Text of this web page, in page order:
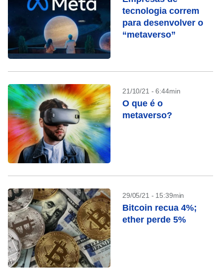
tecnologia correm
para desenvolver o
“metaverso”
21/10/21 - 6:44min
O que é o
metaverso?
29/05/21 - 15:39min
Bitcoin recua 4%;
ether perde 5%